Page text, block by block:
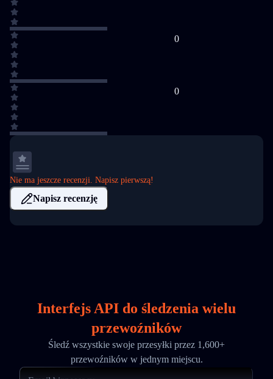
0
0
Nie ma jeszcze recenzji. Napisz pierwszą!
Napisz recenzję
Interfejs API do śledzenia wielu
przewoźników
Śledź wszystkie swoje przesyłki przez 1,600+
przewoźników w jednym miejscu.